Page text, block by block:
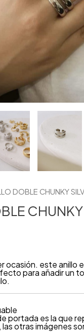
DOBLE CHUNKY
CHUNKY
ocasión. este anillo
para añadir un
portada es la que
otras imágenes